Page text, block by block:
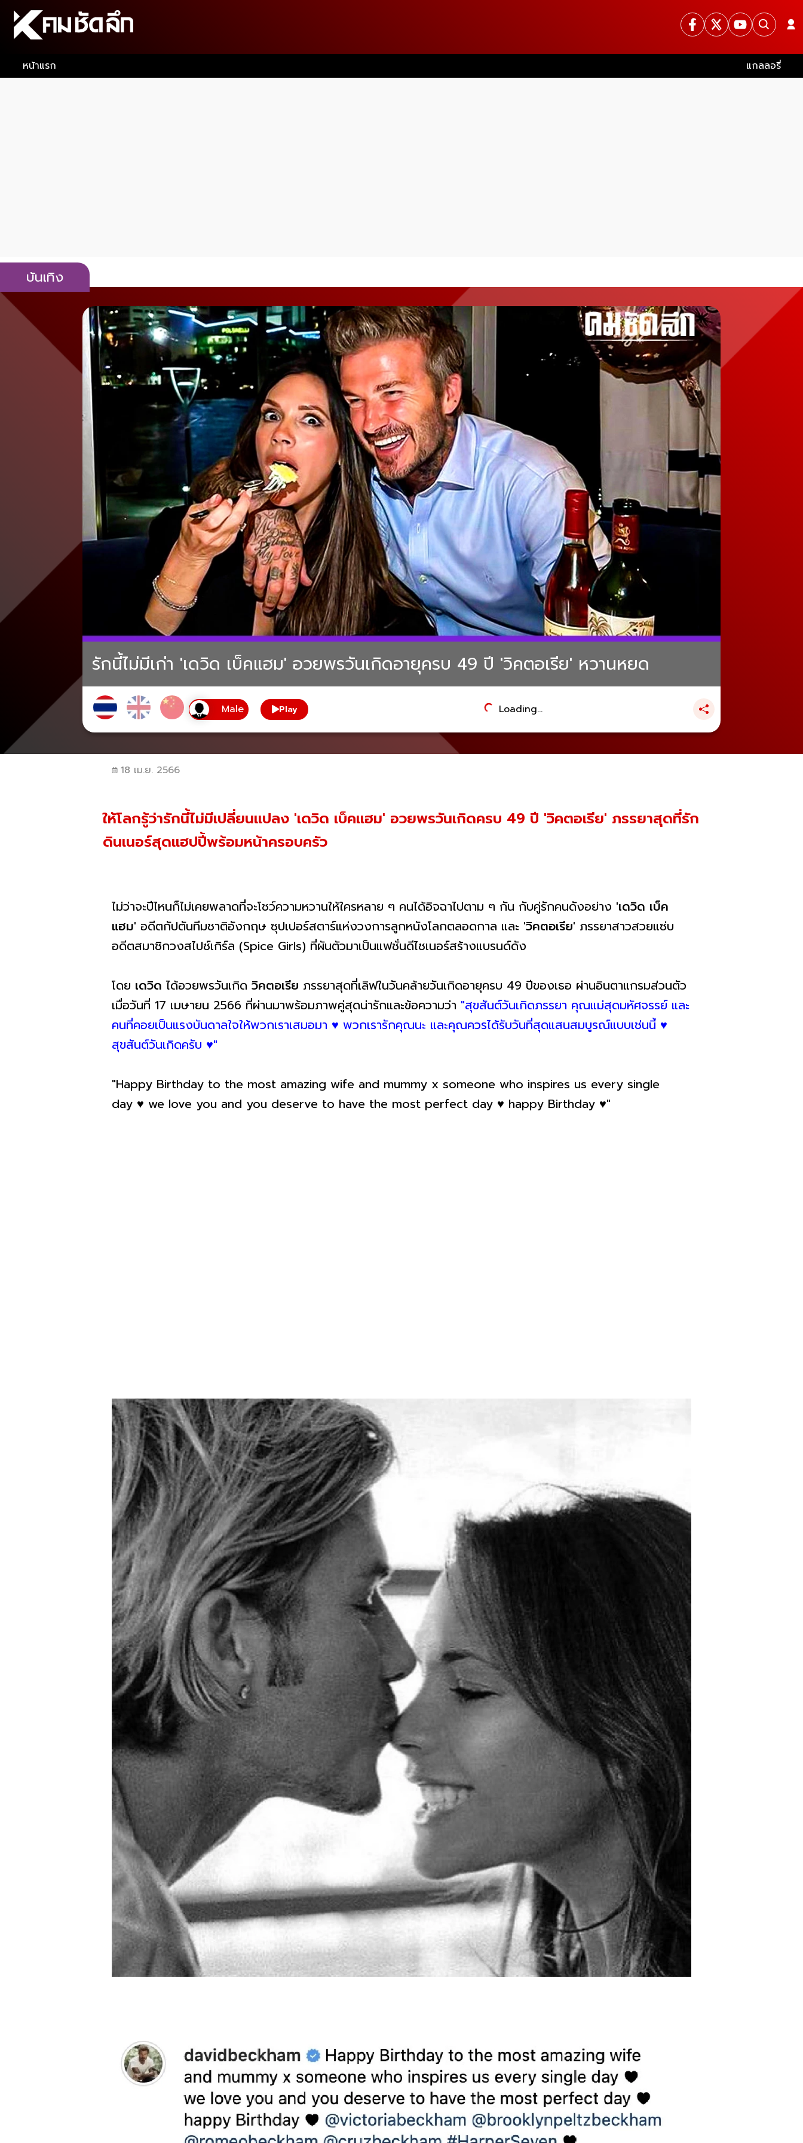
หน้าแรก แกลลอรี่
บันเทิง
รักนี้ไม่มีเก่า 'เดวิด เบ็คแฮม' อวยพรวันเกิดอายุครบ 49 ปี 'วิคตอเรีย' หวานหยด
Play Loading...
18 เม.ย. 2566
ให้โลกรู้ว่ารักนี้ไม่มีเปลี่ยนแปลง 'เดวิด เบ็คแฮม' อวยพรวันเกิดครบ 49 ปี 'วิคตอเรีย' ภรรยาสุดที่รัก
ดินเนอร์สุดแฮปปี้พร้อมหน้าครอบครัว
ไม่ว่าจะปีไหนก็ไม่เคยพลาดที่จะโชว์ความหวานให้ใครหลาย ๆ คนได้อิจฉาไปตาม ๆ กัน กับคู่รักคนดังอย่าง 'เดวิด เบ็ค
แฮม' อดีตกัปตันทีมชาติอังกฤษ ซุปเปอร์สตาร์แห่งวงการลูกหนังโลกตลอดกาล และ 'วิคตอเรีย' ภรรยาสาวสวยแซ่บ
อดีตสมาชิกวงสไปซ์เกิร์ล (Spice Girls) ที่ผันตัวมาเป็นแฟชั่นดีไซเนอร์สร้างแบรนด์ดัง
โดย เดวิด ได้อวยพรวันเกิด วิคตอเรีย ภรรยาสุดที่เลิฟในวันคล้ายวันเกิดอายุครบ 49 ปีของเธอ ผ่านอินตาแกรมส่วนตัว
เมื่อวันที่ 17 เมษายน 2566 ที่ผ่านมาพร้อมภาพคู่สุดน่ารักและข้อความว่า "สุขสันต์วันเกิดภรรยา คุณแม่สุดมหัศจรรย์ และ
คนที่คอยเป็นแรงบันดาลใจให้พวกเราเสมอมา ♥️ พวกเรารักคุณนะ และคุณควรได้รับวันที่สุดแสนสมบูรณ์แบบเช่นนี้ ♥️
สุขสันต์วันเกิดครับ ♥️"
"Happy Birthday to the most amazing wife and mummy x someone who inspires us every single
day ♥️ we love you and you deserve to have the most perfect day ♥️ happy Birthday ♥️"